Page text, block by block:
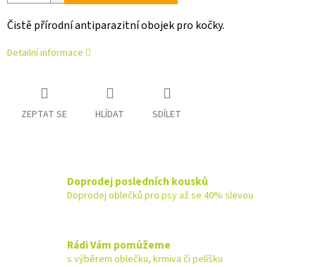
Čistě přírodní antiparazitní obojek pro kočky.
Detailní informace
ZEPTAT SE HLÍDAT SDÍLET
Doprodej posledních kousků
Doprodej oblečků pro psy až se 40% slevou
Rádi Vám pomůžeme
s výběrem oblečku, krmiva či pelíšku